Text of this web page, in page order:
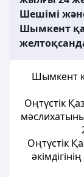
Шешімі
Шымкент
Шымкент
Оңтүстік
Оңтүстік